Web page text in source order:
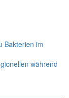
Bakterien im
während